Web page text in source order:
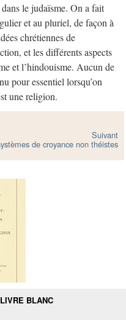
le judaïsme. On a fait
et au pluriel, de façon à
chrétiennes de
et les différents aspects
et l’hindouisme. Aucun de
pour essentiel lorsqu’on
une religion.
Suivant
de croyance non théistes
BLANC